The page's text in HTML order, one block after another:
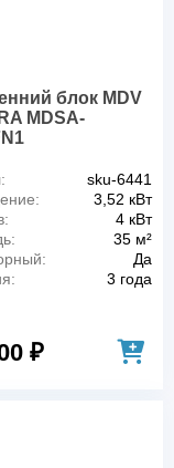
блок MDV
MDSA-
sku-6441
3,52 кВт
4 кВт
35 м²
Да
3 года
₽